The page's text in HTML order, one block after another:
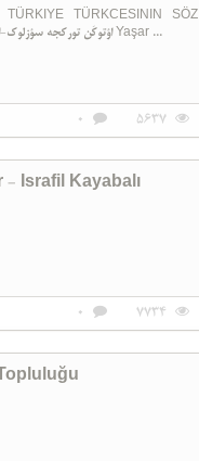
TÜRKCESININ SÖZ
VARLIĞI -I-II-III-IV-V- اؤتوکَن تورکجه سؤزلوک-اورخون يازيتلاريندان گونوموزه تورکيه ئ تورکجه سينين سؤز وارليغي Yaşar ...
5637
0
- Israfil Kayabalı
7734
0